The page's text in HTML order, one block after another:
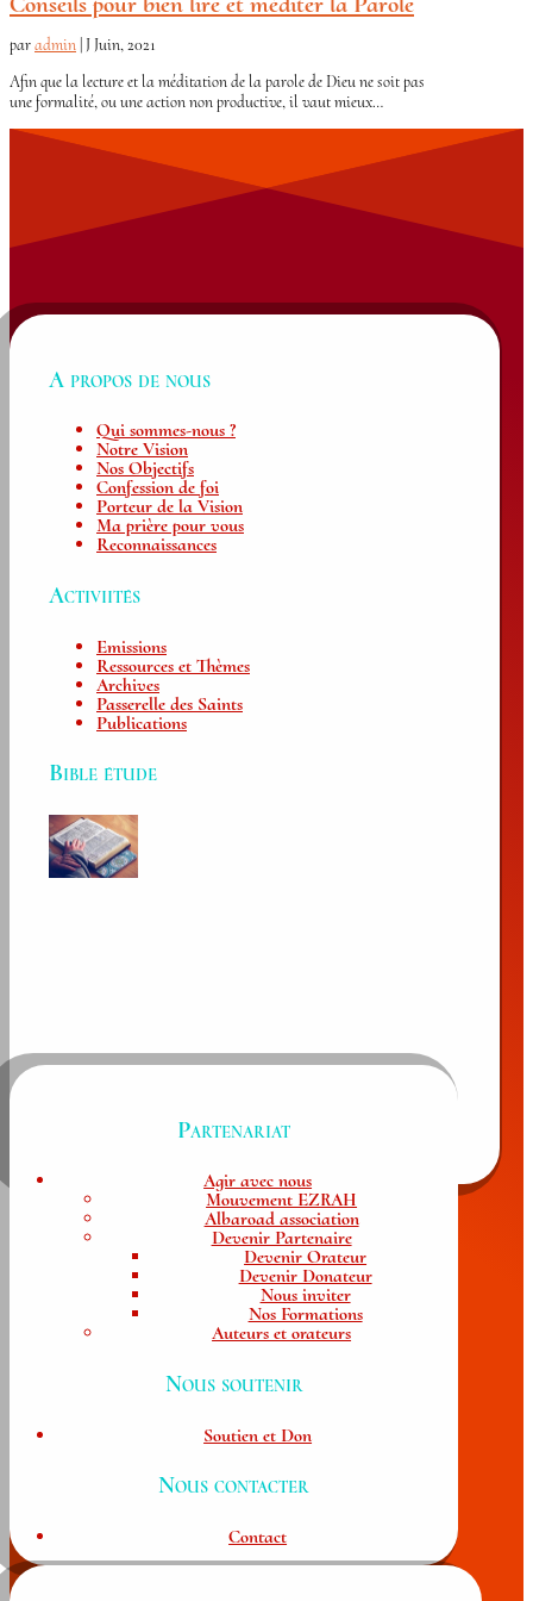
paradmin J Juin, 2021
Afin que la lecture et la méditation de la parole de Dieu ne soit pas
une formalité, ou une action non productive, il vaut mieux…
A propos de nous
Qui sommes-nous ?
Notre Vision
Nos Objectifs
Confession de foi
Porteur de la Vision
Ma prière pour vous
Reconnaissances
Activiités
Emissions
Ressources et Thèmes
Archives
Passerelle des Saints
Publications
Bible étude
Partenariat
Agir avec nous
Mouvement EZRAH
Albaroad association
Devenir Partenaire
Devenir Orateur
Devenir Donateur
Nous inviter
Nos Formations
Auteurs et orateurs
Nous soutenir
Soutien et Don
Nous contacter
Contact